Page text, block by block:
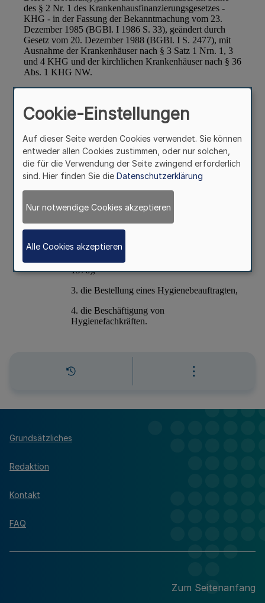
Grundsätzliches
Redaktion
Kontakt
FAQ
Zum Seitenanfang
Cookie-Einstellungen
Auf dieser Seite werden Cookies verwendet. Sie können
entweder allen Cookies zustimmen, oder nur solchen,
die für die Verwendung der Seite zwingend erforderlich
sind. Hier finden Sie die Datenschutzerklärung
Nur notwendige Cookies akzeptieren
Alle Cookies akzeptieren